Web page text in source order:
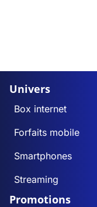
Univers
Box internet
Forfaits mobile
Smartphones
Streaming
Promotions